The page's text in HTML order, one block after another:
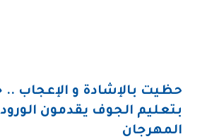
حظيت بالإشادة و الإعجاب
بتعليم الجوف يقدمون
المهرجان